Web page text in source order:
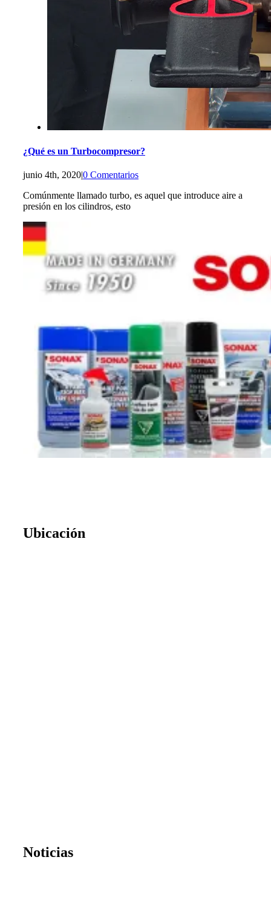
¿Qué es un Turbocompresor?
junio 4th, 2020|0 Comentarios
Comúnmente llamado turbo, es aquel que introduce aire a
presión en los cilindros, esto
Ubicación
Noticias